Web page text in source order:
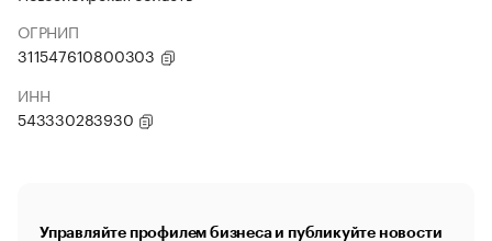
ОГРНИП
311547610800303
ИНН
543330283930
Управляйте профилем бизнеса и публикуйте новости